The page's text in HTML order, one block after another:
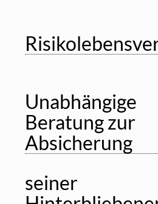
Unabhängige
Beratung zur
Absicherung
seiner